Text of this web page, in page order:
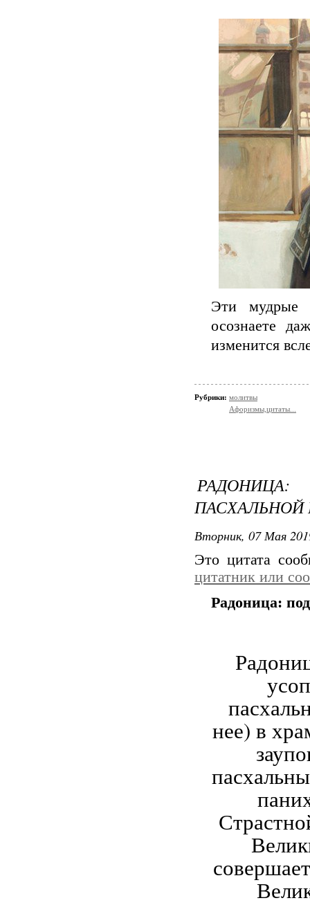
Эти мудрые
осознаете
изменится
Рубрики: молитвы
Афоризмы,цитаты...
Вторник, 07 Мая
Это цитата
цитатник или
Радоница:
нее) в